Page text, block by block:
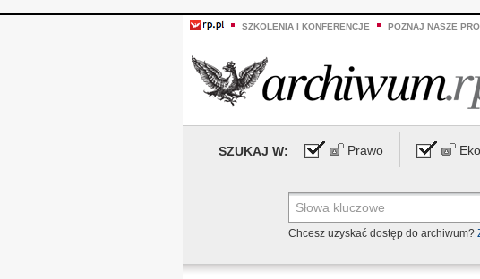
SZKOLENIA I KONFERENCJE POZNAJ NASZE
SZUKAJ W: Prawo
Chcesz uzyskać dostęp do archiwum?